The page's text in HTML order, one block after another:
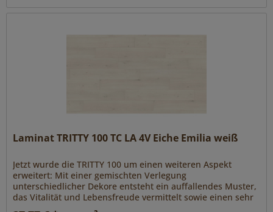
Laminat TRITTY 100 TC LA 4V Eiche Emilia weiß
Jetzt wurde die TRITTY 100 um einen weiteren Aspekt
erweitert: Mit einer gemischten Verlegung
unterschiedlicher Dekore entsteht ein auffallendes Muster,
das Vitalität und Lebensfreude vermittelt sowie einen sehr
individuellen und...